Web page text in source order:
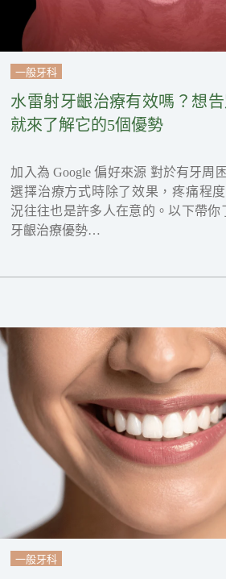
一般牙科
水雷射牙齦治療有效嗎？想
就來了解它的5個優勢
加入為 Google 偏好來源 對於有牙周
選擇治療方式時除了效果，疼痛程
況往往也是許多人在意的。以下帶你
牙齦治療優勢…
一般牙科